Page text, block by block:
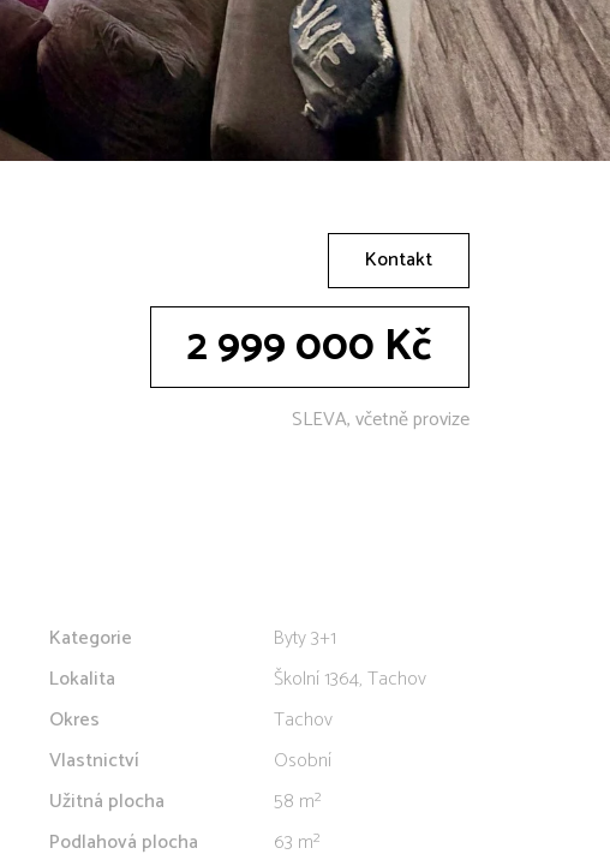
Kontakt
2 999 000 Kč
SLEVA, včetně provize
Kategorie
Byty 3+1
Lokalita
Školní 1364, Tachov
Okres
Tachov
Vlastnictví
Osobní
Užitná plocha
58 m²
Podlahová plocha
63 m²